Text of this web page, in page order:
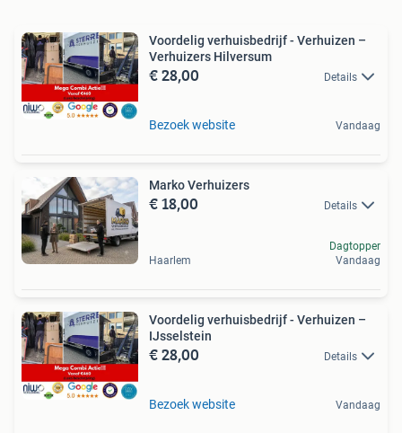
Voordelig verhuisbedrijf - Verhuizen –
Verhuizers Hilversum
€ 28,00 Details
Bezoek website Vandaag
Marko Verhuizers
€ 18,00 Details
Haarlem
Dagtopper
Vandaag
Voordelig verhuisbedrijf - Verhuizen –
IJsselstein
€ 28,00 Details
Bezoek website Vandaag